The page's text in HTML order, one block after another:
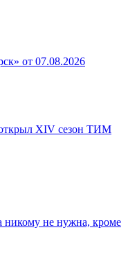
от 07.08.2026
открыл XIV сезон ТИМ
никому не нужна, кроме